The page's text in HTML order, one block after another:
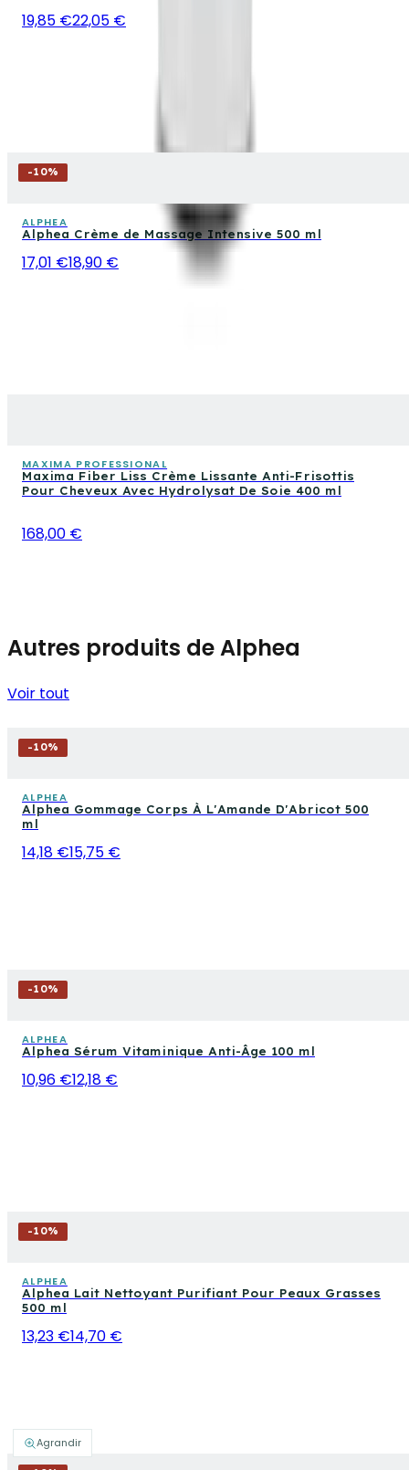
Agrandir
19,85 €22,05 €
-10%
ALPHEA
Alphea Crème de Massage Intensive 500 ml
17,01 €18,90 €
MAXIMA PROFESSIONAL
Maxima Fiber Liss Crème Lissante Anti-Frisottis
Pour Cheveux Avec Hydrolysat De Soie 400 ml
168,00 €
Autres produits de Alphea
Voir tout
-10%
ALPHEA
Alphea Gommage Corps À L'Amande D'Abricot 500
ml
14,18 €15,75 €
-10%
ALPHEA
Alphea Sérum Vitaminique Anti-Âge 100 ml
10,96 €12,18 €
-10%
ALPHEA
Alphea Lait Nettoyant Purifiant Pour Peaux Grasses
500 ml
13,23 €14,70 €